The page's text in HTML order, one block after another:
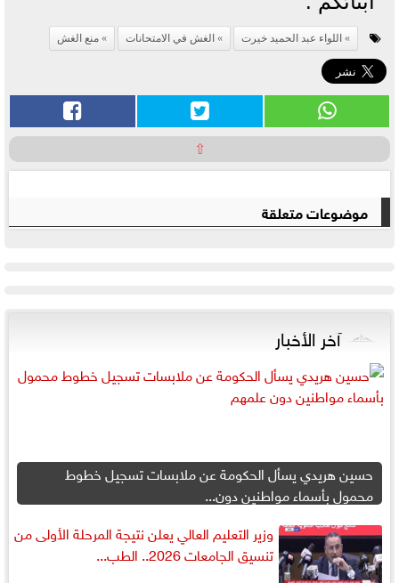
اللواء عبد الحميد خيرت الغش في الامتحانات منع الغش
⇧
موضوعات متعلقة
آخر الأخبار
حسين هريدي يسأل الحكومة عن ملابسات تسجيل خطوط
محمول بأسماء مواطنين دون...
وزير التعليم العالي يعلن نتيجة المرحلة الأولى من
تنسيق الجامعات 2026.. الطب...